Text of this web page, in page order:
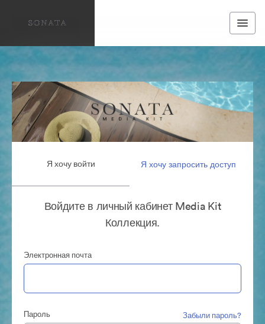
Я хочу войти Я хочу запросить доступ
Войдите в личный кабинет Media Kit
Коллекция.
Электронная почта
Пароль Забыли пароль?